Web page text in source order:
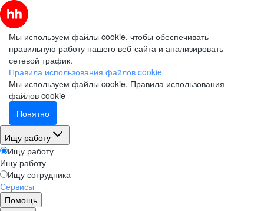
Мы используем файлы cookie, чтобы обеспечивать
правильную работу нашего веб-сайта и анализировать
сетевой трафик.
Правила использования файлов cookie
Мы используем файлы cookie. Правила использования
файлов cookie
Понятно
Ищу работу
Ищу работу
Ищу работу
Ищу сотрудника
Сервисы
Помощь